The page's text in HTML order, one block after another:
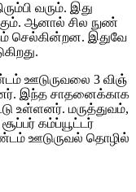
வரும். இது
ஆனால் சில நுண்​
செல்​கின்​றன. இதுவே
ஊடுரு​வலை 3 விஞ்​
இந்த சாதனைக்​காக
உள்​ளனர். மருத்​து​வம்,
கம்ப்​யூட்​டர்
ஊடுரு​வல் தொழில்​